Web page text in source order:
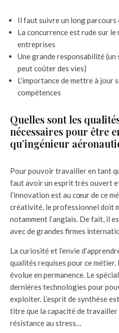
Il faut suivre un long parcours
La concurrence est rude sur
entreprises
Une grande responsabilité
peut coûter des vies)
L’importance de mettre à jour
compétences
Quelles sont les
nécessaires pour être
qu’ingénieur
Pour pouvoir travailler en tant
faut avoir un esprit très ouvert
l’innovation est au cœur de ce
créativité, le professionnel doit
notamment l’anglais. De fait, il
avec de grandes firmes
La curiosité et l’envie
qualités requises pour ce métier.
évolue en permanence. Le
dernières technologies pour
exploiter. L’esprit de synthèse
titre que la capacité de travailler
résistance au stress…